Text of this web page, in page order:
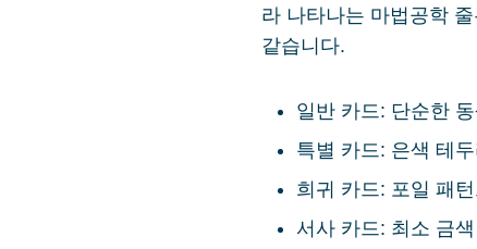
라 나타나는 마법공학
같습니다.
일반 카드: 단순한
특별 카드: 은색 테
희귀 카드: 포일 패
서사 카드: 최소 금